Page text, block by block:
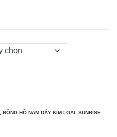
ĐỒNG HỒ NAM DÂY KIM LOẠI
SUNRISE